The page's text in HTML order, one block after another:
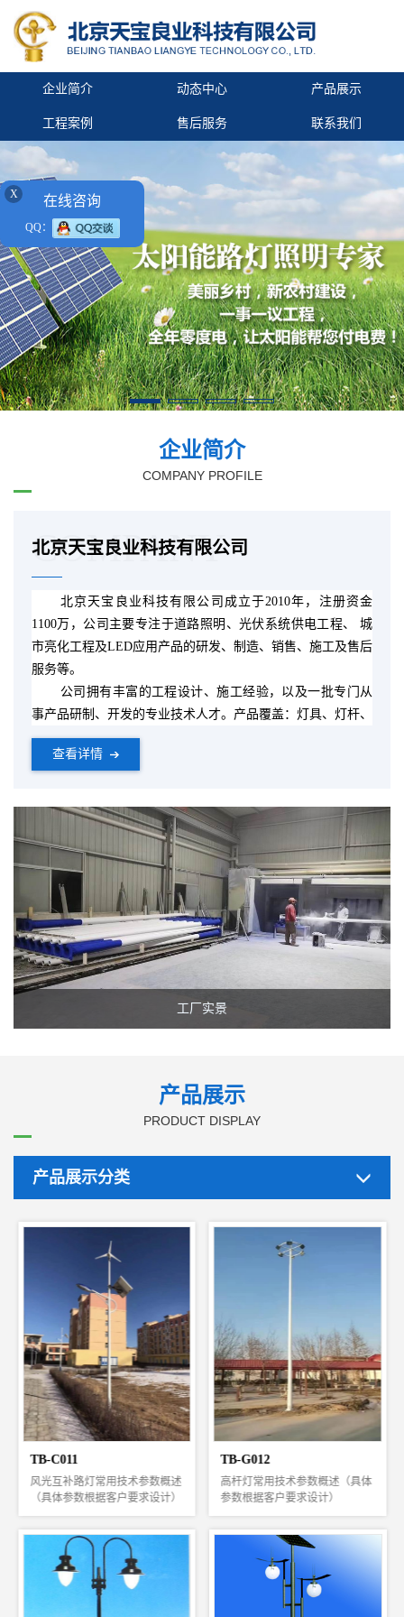
企业简介 动态中心 产品展示
工程案例 售后服务 联系我们
企业简介
COMPANY PROFILE
COMPANY
北京天宝良业科技有限公司
北京天宝良业科技有限公司成立于2010年，注册资金
1100万，公司主要专注于道路照明、光伏系统供电工程、 城
市亮化工程及LED应用产品的研发、制造、销售、施工及售后
服务等。
公司拥有丰富的工程设计、施工经验，以及一批专门从
事产品研制、开发的专业技术人才。产品覆盖：灯具、灯杆、
太阳能路灯、LED路灯、
灯、太阳能电池板、太阳能控制器、锂电池、太阳能光伏电站
公司的产品广泛的应用于市政道路照明、太阳能照明、
园林景观照明、自动化检测、交通安全等多个领域，并针对不
同客户的使用要求，设计性能良好，价格合理的系统方案，为
客户的方案需求量身打造专业可靠的产品。公司坚持走专业
化、规模化发展道路，使技术和产品质量达到国际照明行业及
可再生能源行业的先进水平。
公司凭借现代化的管理制度、可靠的质量、雄厚的技术力
量、合理的价格、优质的服务、加上新老客户的关心和支持，
使本公司迈上了新的台阶。在激烈的市场竞争中，敢于争先奋
勇直前，在发展的道路上不断求索、创新，不断推动绿色照明
及可再生能源技术的发展！
查看详情
工厂实景
产品展示
PRODUCT DISPLAY
产品展示分类
、整
TB-G012
高杆灯常用技术参数概述（具体
参数根据客户要求设计）
1，照明面积大，照明效果好，
光源集中，光照均匀，眩光小，
易于控制、维修。
2，适用场所：城市广场、车
站、码头、公路、体育场、立交
桥等。
TB-C012
风光互补路灯常用技术参数概
（具体参数根据客户要求设计
常用技术参数
主体材料：灯杆为全钢结构、
体热镀锌/喷塑处理
太阳能电池组件：晶体硅
～240Wp（按负载配置）
风力发电机：100W～300W
系统工作电压：直流12V/24V
X 在线咨询
QQ：